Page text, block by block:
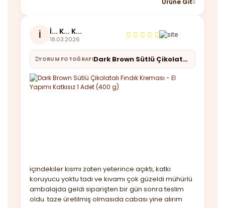
Ürüne Git
İ İ... K... K...
18.03.2026
YORUM FOTOĞRAFI Dark Brown Sütlü Çikolatalı Fındık Kreması - El Yapımı Katkısız 1 Adet (400 g)
içindekiler kısmı zaten yeterince açıktı, katkı
koruyucu yoktu tadı ve kıvamı çok güzeldi mühürlü
ambalajda geldi siparişten bir gün sonra teslim
oldu. taze üretilmiş olmasıda cabası yine alırım